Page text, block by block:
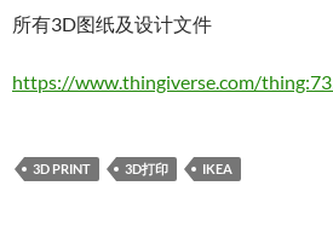
所有3D图纸及设计文件
https://www.thingiverse.com/
3D PRINT 3D打印 IKEA